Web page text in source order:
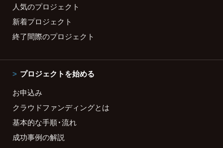
人気のプロジェクト
新着プロジェクト
終了間際のプロジェクト
プロジェクトを始める
お申込み
クラウドファンディングとは
基本的な手順・流れ
成功事例の解説